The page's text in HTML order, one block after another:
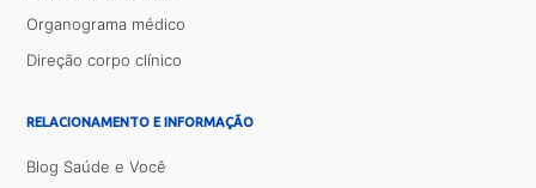
Organograma médico
Direção corpo clínico
RELACIONAMENTO E INFORMAÇÃO
Blog Saúde e Você